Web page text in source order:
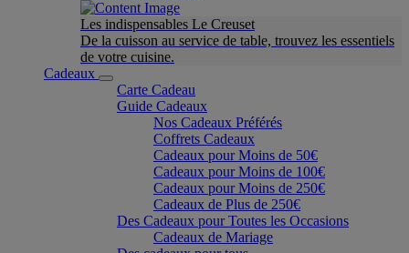
Les indispensables Le Creuset
De la cuisson au service de table, trouvez les essentiels
de votre cuisine.
Cadeaux
Carte Cadeau
Guide Cadeaux
Nos Cadeaux Préférés
Coffrets Cadeaux
Cadeaux pour Moins de 50€
Cadeaux pour Moins de 100€
Cadeaux pour Moins de 250€
Cadeaux de Plus de 250€
Des Cadeaux pour Toutes les Occasions
Cadeaux de Mariage